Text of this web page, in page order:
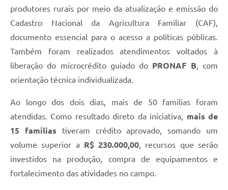
produtores rurais por meio da atualização e emissão do
Cadastro Nacional da Agricultura Familiar (CAF),
documento essencial para o acesso a políticas públicas.
Também foram realizados atendimentos voltados à
liberação do microcrédito guiado do PRONAF B, com
orientação técnica individualizada.
Ao longo dos dois dias, mais de 50 famílias foram
atendidas. Como resultado direto da iniciativa, mais de
15 famílias tiveram crédito aprovado, somando um
volume superior a R$ 230.000,00, recursos que serão
investidos na produção, compra de equipamentos e
fortalecimento das atividades no campo.